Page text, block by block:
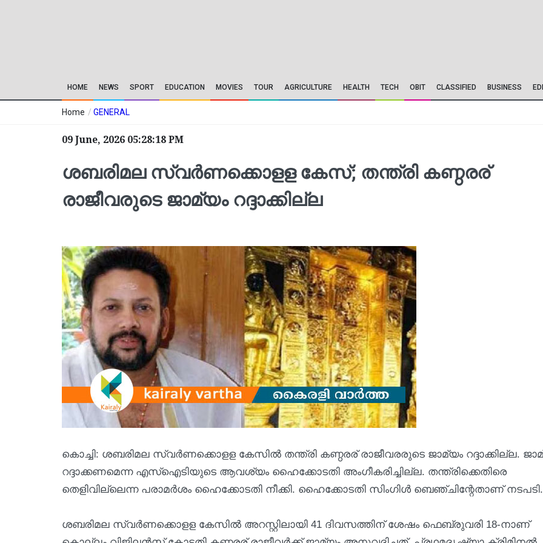
HOME NEWS SPORT EDUCATION MOVIES TOUR AGRICULTURE HEALTH TECH OBIT CLASSIFIED BUSINESS
Home / GENERAL
09 June, 2026 05:28:18 PM
ശബരിമല സ്വര്‍ണക്കൊളള കേസ്; തന്ത്രി കണ്ഠരര്
രാജീവരുടെ ജാമ്യം റദ്ദാക്കില്ല
കൊച്ചി: ശബരിമല സ്വര്‍ണക്കൊളള കേസില്‍ തന്ത്രി കണ്ഠരര് രാജീവരരുടെ ജാമ്യം റദ്ദാക്കില്ല.
റദ്ദാക്കണമെന്ന എസ്‌ഐടിയുടെ ആവശ്യം ഹൈക്കോടതി അംഗീകരിച്ചില്ല. തന്ത്രിക്കെതിരെ
തെളിവില്ലെന്ന പരാമര്‍ശം ഹൈക്കോടതി നീക്കി. ഹൈക്കോടതി സിംഗിള്‍ ബെഞ്ചിന്റേതാണ് നടപടി.
ശബരിമല സ്വര്‍ണക്കൊളള കേസില്‍ അറസ്റ്റിലായി 41 ദിവസത്തിന് ശേഷം ഫെബ്രുവരി 18-നാണ്